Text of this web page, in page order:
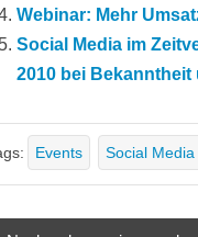
Webinar: Mehr
Social Media im
2010 bei
Events Social Media